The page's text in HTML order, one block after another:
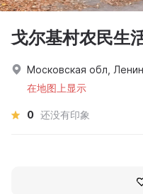
戈尔基村农民生
Московская обл,
在地图上显示
0 还没有印象